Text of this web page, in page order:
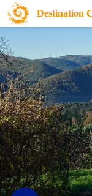
Destination
La tour de Castillon